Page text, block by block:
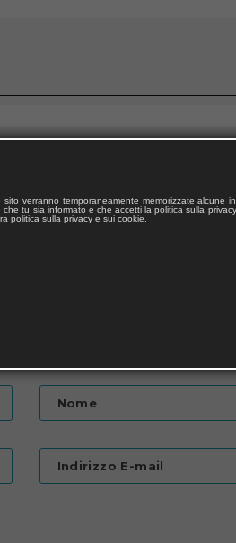
Nome
Indirizzo E-mail
verranno temporaneamente memorizzate alcune
che tu sia informato e che accetti la politica sulla
politica sulla privacy e sui cookie.